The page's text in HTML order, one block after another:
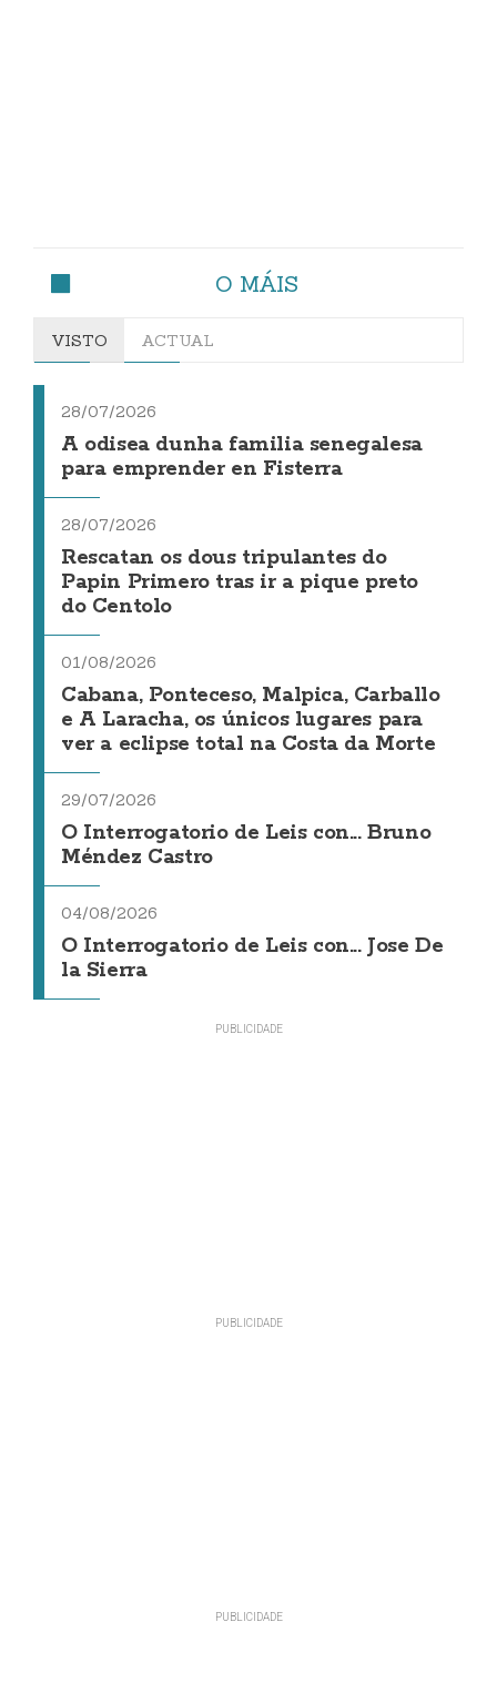
O MÁIS
VISTO ACTUAL
28/07/2026
A odisea dunha familia senegalesa
para emprender en Fisterra
28/07/2026
Rescatan os dous tripulantes do
Papin Primero tras ir a pique preto
do Centolo
01/08/2026
Cabana, Ponteceso, Malpica, Carballo
e A Laracha, os únicos lugares para
ver a eclipse total na Costa da Morte
29/07/2026
O Interrogatorio de Leis con... Bruno
Méndez Castro
04/08/2026
O Interrogatorio de Leis con... Jose De
la Sierra